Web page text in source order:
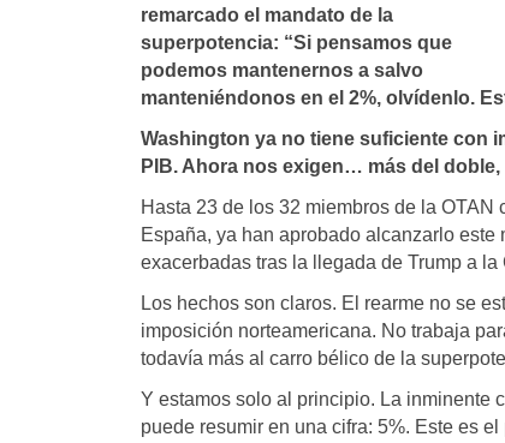
remarcado el mandato de la
superpotencia: “Si pensamos que
podemos mantenernos a salvo
manteniéndonos en el 2%, olvídenlo.
Washington ya no tiene suficiente con
PIB. Ahora nos exigen… más del
Hasta 23 de los 32 miembros de la
España, ya han aprobado alcanzarlo
exacerbadas tras la llegada de Trump a la
Los hechos son claros. El rearme no se
imposición norteamericana. No trabaja
todavía más al carro bélico de la
Y estamos solo al principio. La inminente
puede resumir en una cifra: 5%. Este es